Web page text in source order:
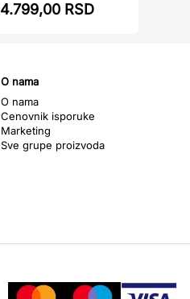
4.799,00 RSD
O nama
O nama
Cenovnik isporuke
Marketing
Sve grupe proizvoda